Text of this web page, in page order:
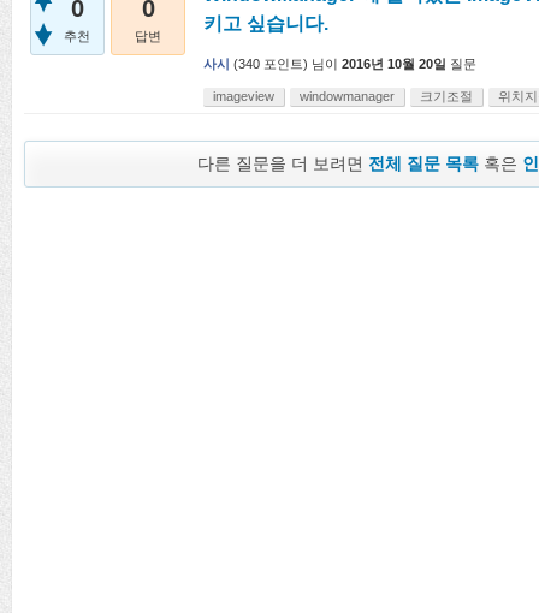
0
추천
0
답변
키고 싶습니다.
사시 (340 포인트) 님이 2016년 10월 20일 질문
imageview windowmanager 크기조절 위치
다른 질문을 더 보려면 전체 질문 목록 혹은